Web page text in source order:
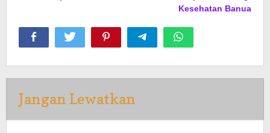
Kesehatan Banua
Jangan Lewatkan